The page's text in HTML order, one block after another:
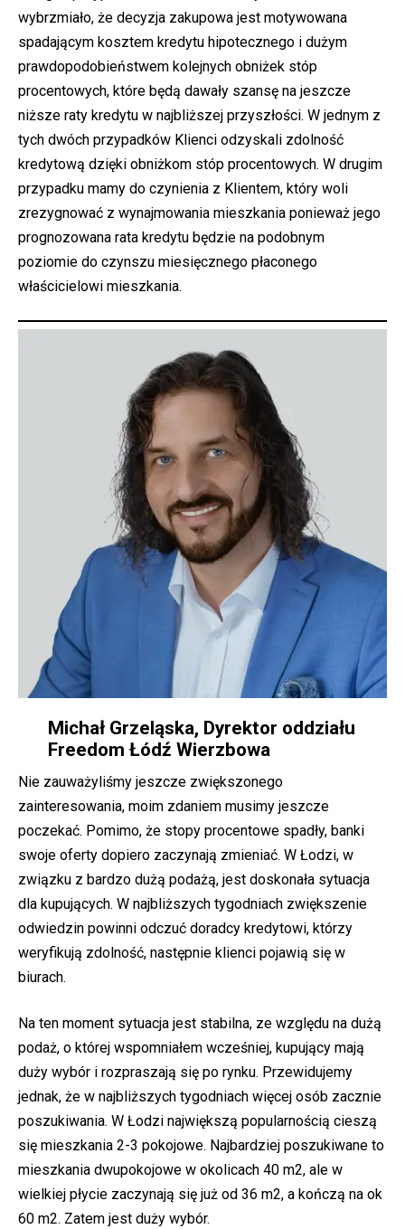
wybrzmiało, że decyzja zakupowa jest motywowana
spadającym kosztem kredytu hipotecznego i dużym
prawdopodobieństwem kolejnych obniżek stóp
procentowych, które będą dawały szansę na jeszcze
niższe raty kredytu w najbliższej przyszłości. W jednym z
tych dwóch przypadków Klienci odzyskali zdolność
kredytową dzięki obniżkom stóp procentowych. W drugim
przypadku mamy do czynienia z Klientem, który woli
zrezygnować z wynajmowania mieszkania ponieważ jego
prognozowana rata kredytu będzie na podobnym
poziomie do czynszu miesięcznego płaconego
właścicielowi mieszkania.
Michał Grzeląska, Dyrektor oddziału
Freedom Łódź Wierzbowa
Nie zauważyliśmy jeszcze zwiększonego
zainteresowania, moim zdaniem musimy jeszcze
poczekać. Pomimo, że stopy procentowe spadły, banki
swoje oferty dopiero zaczynają zmieniać. W Łodzi, w
związku z bardzo dużą podażą, jest doskonała sytuacja
dla kupujących. W najbliższych tygodniach zwiększenie
odwiedzin powinni odczuć doradcy kredytowi, którzy
weryfikują zdolność, następnie klienci pojawią się w
biurach.
Na ten moment sytuacja jest stabilna, ze względu na dużą
podaż, o której wspomniałem wcześniej, kupujący mają
duży wybór i rozpraszają się po rynku. Przewidujemy
jednak, że w najbliższych tygodniach więcej osób zacznie
poszukiwania. W Łodzi największą popularnością cieszą
się mieszkania 2-3 pokojowe. Najbardziej poszukiwane to
mieszkania dwupokojowe w okolicach 40 m2, ale w
wielkiej płycie zaczynają się już od 36 m2, a kończą na ok
60 m2. Zatem jest duży wybór.